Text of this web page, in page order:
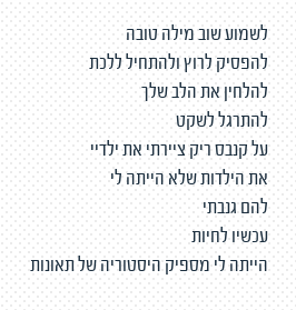
לשמוע שוב מילה טובה
להפסיק לרוץ ולהתחיל ללכת
להלחין את הלב שלך
להתרגל לשקט
על קנבס ריק ציירתי את ילדיי
את הילדות שלא הייתה לי
להם גנבתי
עכשיו לחיות
הייתה לי מספיק היסטוריה של תאונות